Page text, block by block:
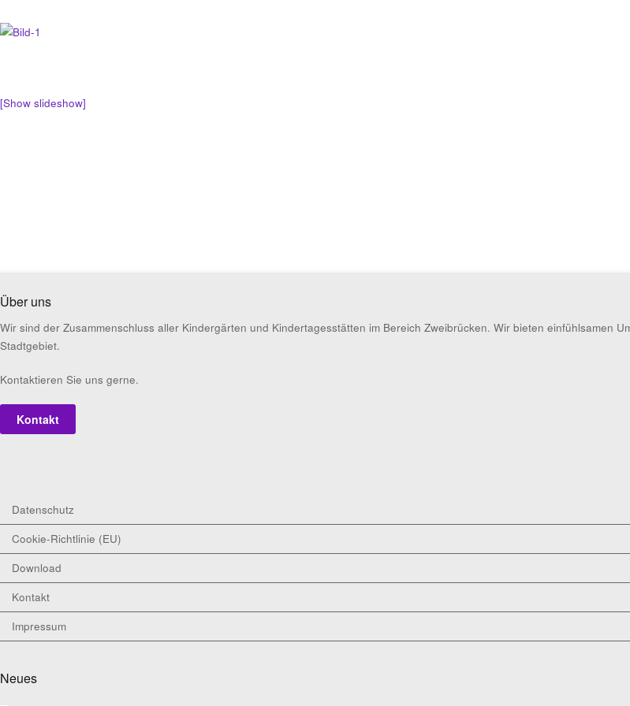
[Show slideshow]
Über uns
Wir sind der Zusammenschluss aller Kindergärten und Kindertagesstätten im Bereich Zweibrücken. Wir bieten einfühlsamen
Stadtgebiet.
Kontaktieren Sie uns gerne.
Kontakt
Datenschutz
Cookie-Richtlinie (EU)
Download
Kontakt
Impressum
Neues